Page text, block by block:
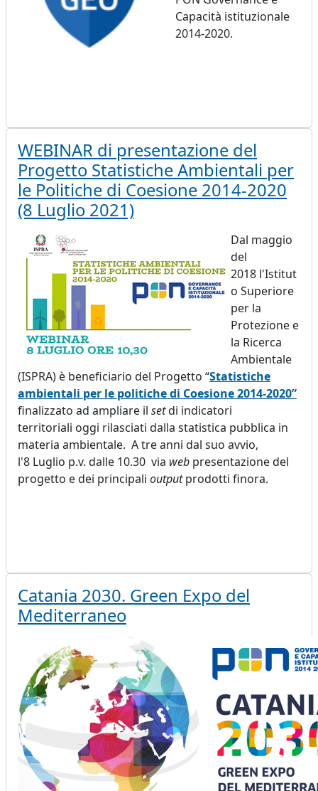
Capacità istituzionale
2014-2020.
WEBINAR di presentazione del
Progetto Statistiche Ambientali per
le Politiche di Coesione 2014-2020
(8 Luglio 2021)
Dal maggio
del
2018 l'Istitut
o Superiore
per la
Protezione e
la Ricerca
Ambientale
(ISPRA) è beneficiario del Progetto “Statistiche
ambientali per le politiche di Coesione 2014-2020”
finalizzato ad ampliare il setdi indicatori
territoriali oggi rilasciati dalla statistica pubblica in
materia ambientale. A tre anni dal suo avvio,
l'8 Luglio p.v. dalle 10.30 via web presentazione del
progetto e dei principali outputprodotti finora.
Catania 2030. Green Expo del
Mediterraneo